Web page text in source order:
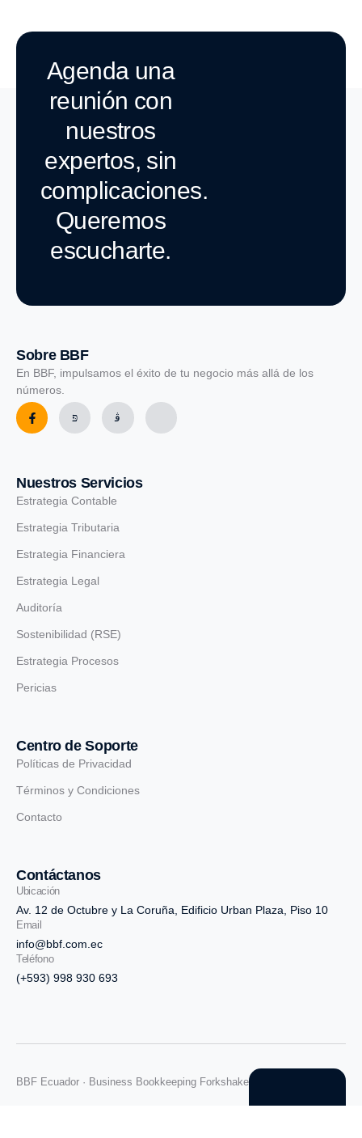
Agenda una
reunión con
nuestros
expertos, sin
complicaciones.
Queremos
escucharte.
Sobre BBF
En BBF, impulsamos el éxito de tu negocio más allá de los
números.
Nuestros Servicios
Estrategia Contable
Estrategia Tributaria
Estrategia Financiera
Estrategia Legal
Auditoría
Sostenibilidad (RSE)
Estrategia Procesos
Pericias
Centro de Soporte
Políticas de Privacidad
Términos y Condiciones
Contacto
Contáctanos
Ubicación
Av. 12 de Octubre y La Coruña, Edificio Urban Plaza, Piso 10
Email
info@bbf.com.ec
Teléfono
(+593) 998 930 693
BBF Ecuador · Business Bookkeeping Forkshake